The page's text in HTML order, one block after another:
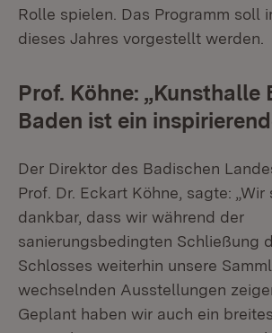
Rolle spielen. Das Programm soll
dieses Jahres vorgestellt werden.
Prof. Köhne: „Kunsthalle
Baden ist ein
Der Direktor des Badischen
Prof. Dr. Eckart Köhne, sagte: „Wir
dankbar, dass wir während der
sanierungsbedingten Schließung
Schlosses weiterhin unsere
wechselnden Ausstellungen
Geplant haben wir auch ein breites